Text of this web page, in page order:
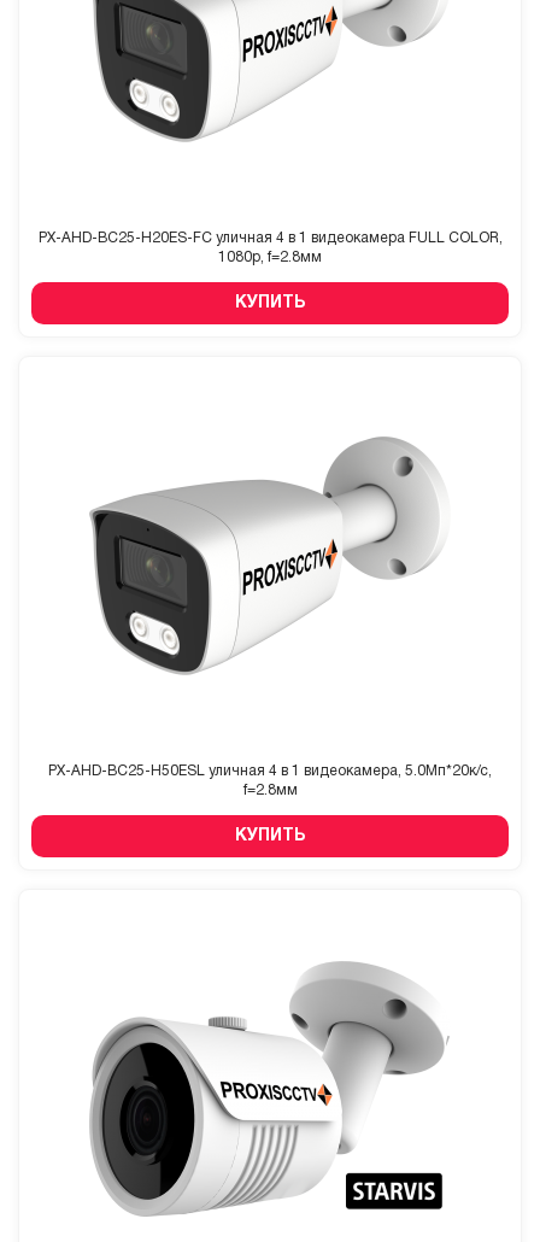
PX-AHD-BC25-H20ES-FC уличная 4 в 1 видеокамера FULL COLOR,
1080p, f=2.8мм
КУПИТЬ
PX-AHD-BC25-H50ESL уличная 4 в 1 видеокамера, 5.0Мп*20к/с,
f=2.8мм
КУПИТЬ